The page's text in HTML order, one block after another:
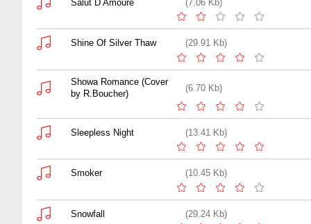
Salut D Amoure (7.06 Kb)
Shine Of Silver Thaw (29.91 Kb)
Showa Romance (Cover
by R.Boucher)
(6.70 Kb)
Sleepless Night (13.41 Kb)
Smoker (10.45 Kb)
Snowfall (29.24 Kb)